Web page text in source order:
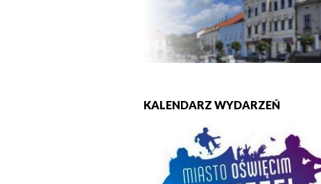
KALENDARZ WYDARZEŃ